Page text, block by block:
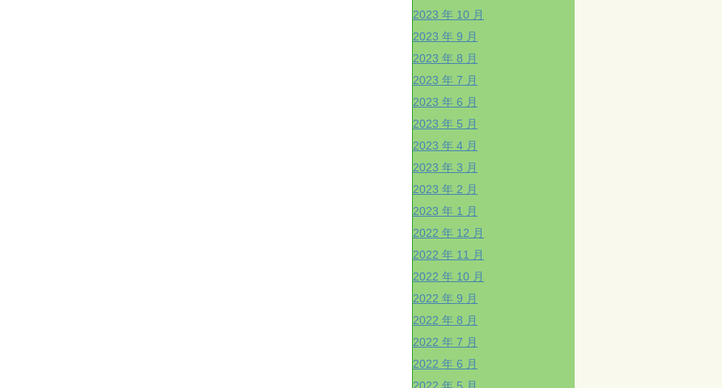
2023 年 10 月
2023 年 9 月
2023 年 8 月
2023 年 7 月
2023 年 6 月
2023 年 5 月
2023 年 4 月
2023 年 3 月
2023 年 2 月
2023 年 1 月
2022 年 12 月
2022 年 11 月
2022 年 10 月
2022 年 9 月
2022 年 8 月
2022 年 7 月
2022 年 6 月
2022 年 5 月